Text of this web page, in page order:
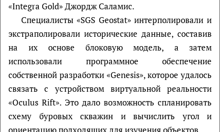
«Integra Gold» Джордж Саламис.
Специалисты «SGS Geostat» интерполировали и
экстраполировали исторические данные, составив
на их основе блоковую модель, а затем
использовали программное обеспечение
собственной разработки «Genesis», которое удалось
связать с устройством виртуальной реальности
«Oculus Rift». Это дало возможность спланировать
схему буровых скважин и вычислить угол и